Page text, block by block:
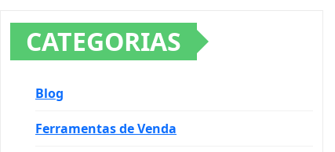
CATEGORIAS
Blog
Ferramentas de Venda